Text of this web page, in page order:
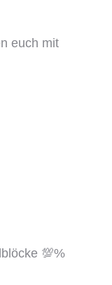
euch mit
💯%